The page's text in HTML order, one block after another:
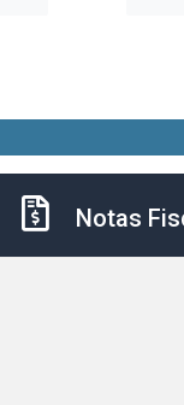
Notas